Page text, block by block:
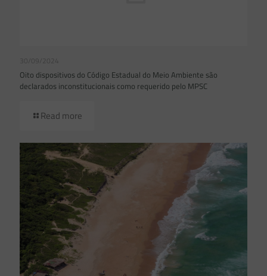
30/09/2024
Oito dispositivos do Código Estadual do Meio Ambiente são
declarados inconstitucionais como requerido pelo MPSC
Read more